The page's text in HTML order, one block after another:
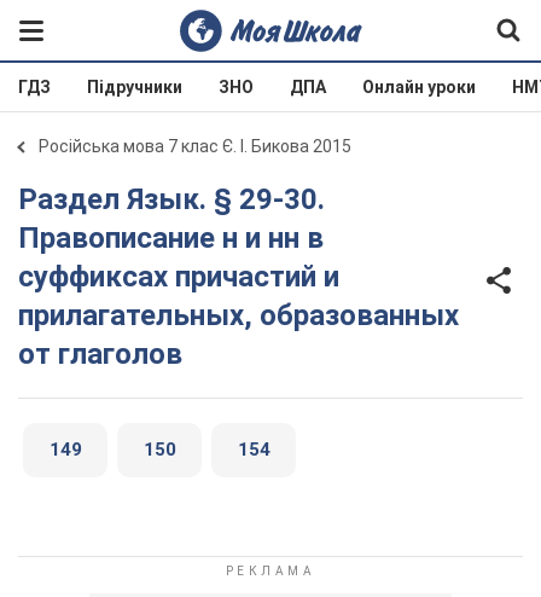
ГДЗ Підручники ЗНО ДПА Онлайн уроки
Російська мова 7 клас Є. І. Бикова 2015
Раздел Язык. § 29-30.
Правописание н и нн в
суффиксах причастий и
прилагательных, образованных
от глаголов
149 150 154